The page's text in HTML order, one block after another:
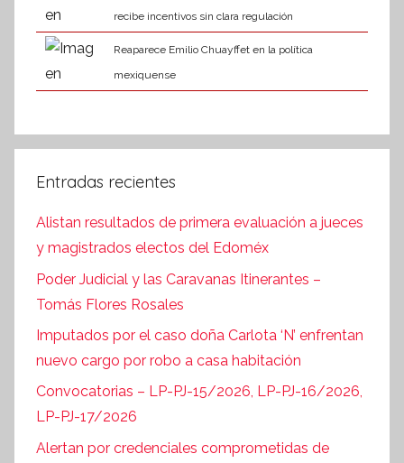
recibe incentivos sin clara regulación
Reaparece Emilio Chuayffet en la política
mexiquense
Entradas recientes
Alistan resultados de primera evaluación a jueces
y magistrados electos del Edoméx
Poder Judicial y las Caravanas Itinerantes –
Tomás Flores Rosales
Imputados por el caso doña Carlota ‘N’ enfrentan
nuevo cargo por robo a casa habitación
Convocatorias – LP-PJ-15/2026, LP-PJ-16/2026,
LP-PJ-17/2026
Alertan por credenciales comprometidas de